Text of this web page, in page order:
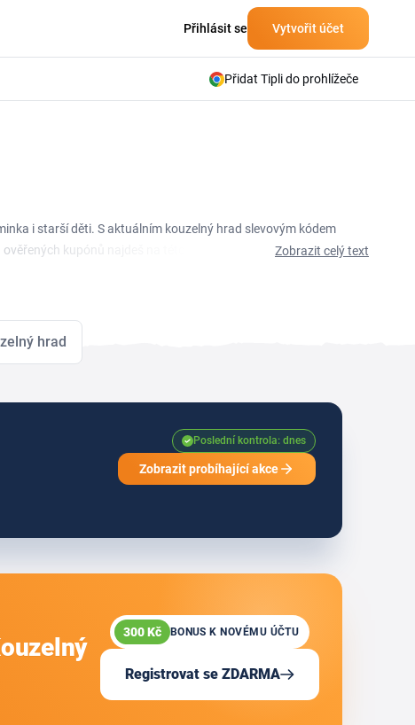
Přihlásit se Vytvořit účet
Přidat Tipli do prohlížeče
i starší děti. S aktuálním kouzelný hrad slevovým kódem
kupónů najdeš na této stránce a před objednávkou
Zobrazit celý text
hrad
Poslední kontrola: dnes
Zobrazit probíhající akce
300 Kč BONUS K NOVÉMU ÚČTU
Registrovat se ZDARMA